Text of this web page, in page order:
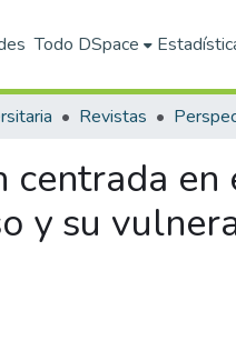
Todo DSpace
Revistas
centrada
y su